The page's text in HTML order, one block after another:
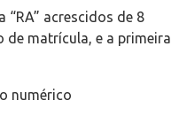
acrescidos de 8
de matrícula, e a primeira
numérico